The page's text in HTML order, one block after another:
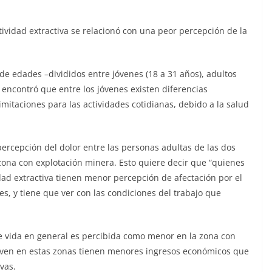
extractiva se relacionó con una peor percepción de la
edades –divididos entre jóvenes (18 a 31 años), adultos
que entre los jóvenes existen diferencias
para las actividades cotidianas, debido a la salud
del dolor entre las personas adultas de las dos
con explotación minera. Esto quiere decir que “quienes
extractiva tienen menor percepción de afectación por el
y tiene que ver con las condiciones del trabajo que
en general es percibida como menor en la zona con
en estas zonas tienen menores ingresos económicos que